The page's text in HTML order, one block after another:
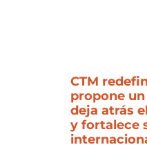
CTM
propone
deja atrás
y fortalece